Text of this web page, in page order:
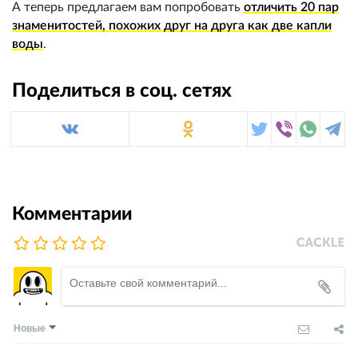
А теперь предлагаем вам попробовать отличить 20 пар
знаменитостей, похожих друг на друга как две капли
воды.
Поделиться в соц. сетях
Комментарии
Новые